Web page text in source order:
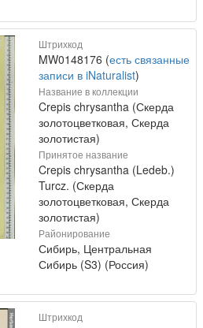
Штрихкод
MW0148176 (есть связанные
записи в iNaturalist)
Название в коллекции
Crepis chrysantha (Скерда
золотоцветковая, Скерда
золотистая)
Принятое название
Crepis chrysantha (Ledeb.)
Turcz. (Скерда
золотоцветковая, Скерда
золотистая)
Районирование
Сибирь, Центральная
Сибирь (S3) (Россия)
Штрихкод